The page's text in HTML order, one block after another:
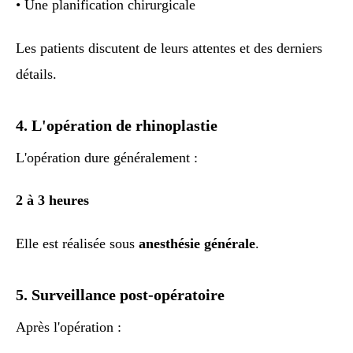
• Une planification chirurgicale
Les patients discutent de leurs attentes et des derniers
détails.
4. L'opération de rhinoplastie
L'opération dure généralement :
2 à 3 heures
Elle est réalisée sous anesthésie générale.
5. Surveillance post-opératoire
Après l'opération :